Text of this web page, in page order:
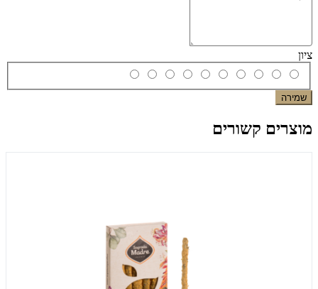
ציון
שמירה
מוצרים קשורים